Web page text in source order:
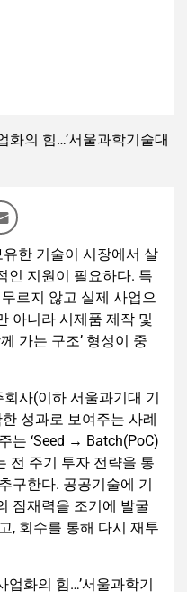
한 기술이 시장에서 살
인 지원이 필요하다. 특
르지 않고 실제 사업으
아니라 시제품 제작 및
가는 구조’ 형성이 중
사(이하 서울과기대 기
성과로 보여주는 사례
는 ‘Seed → Batch(PoC)
전 주기 투자 전략을 통
구한다. 공공기술에 기
잠재력을 조기에 발굴
, 회수를 통해 다시 재투